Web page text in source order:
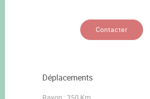
Contacter
Déplacements